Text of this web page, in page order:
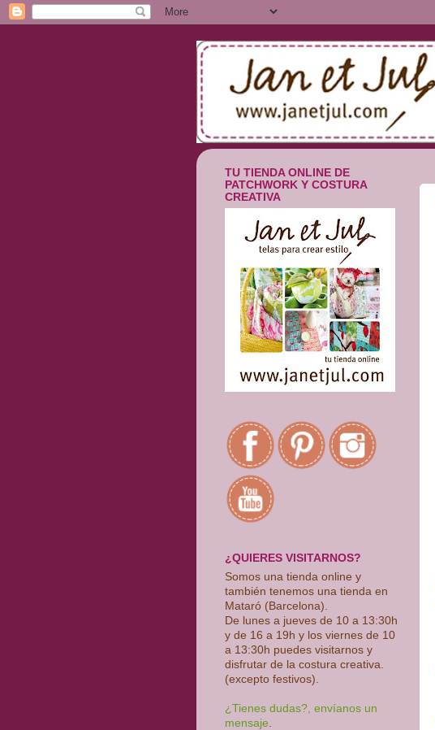
TU TIENDA ONLINE DE
PATCHWORK Y COSTURA
CREATIVA
¿QUIERES VISITARNOS?
Somos una tienda online y
también tenemos una tienda en
Mataró (Barcelona).
De lunes a jueves de 10 a 13:30h
y de 16 a 19h y los viernes de 10
a 13:30h puedes visitarnos y
disfrutar de la costura creativa.
(excepto festivos).
¿Tienes dudas?, envíanos un
mensaje.